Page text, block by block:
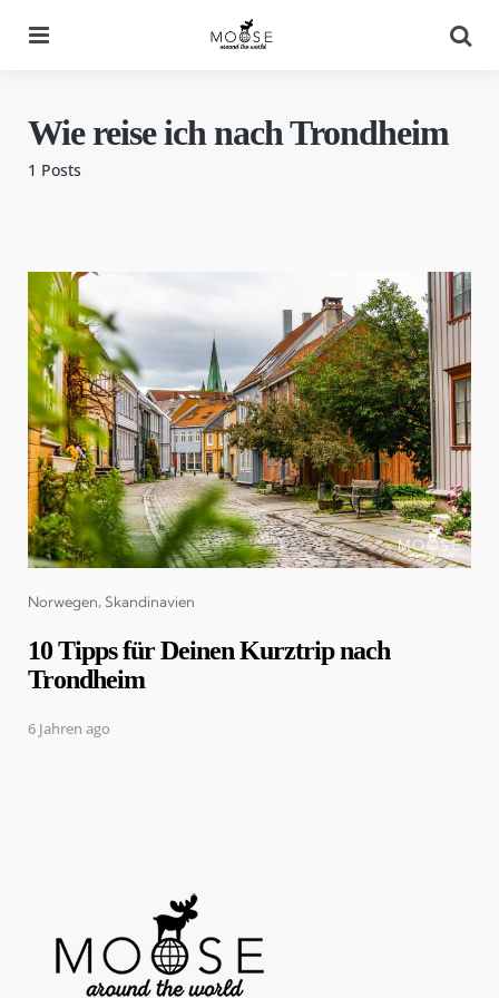
1 Posts
Wie reise ich nach Trondheim
Categories
Norwegen Skandinavien
10 Tipps für Deinen Kurztrip nach
Trondheim
6 Jahren ago